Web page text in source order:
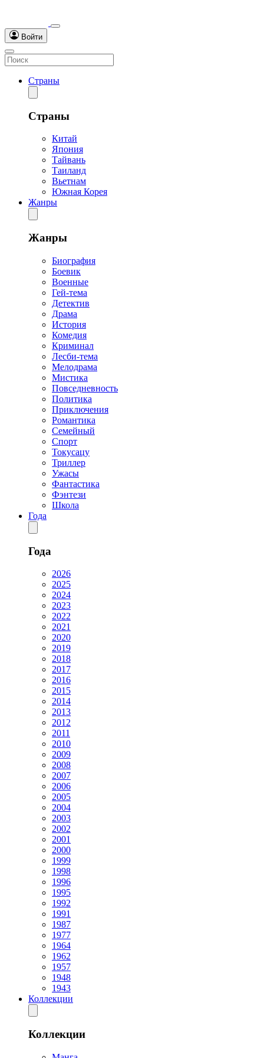
Войти
Страны
Страны
Китай
Япония
Тайвань
Таиланд
Вьетнам
Южная Корея
Жанры
Жанры
Биография
Боевик
Военные
Гей-тема
Детектив
Драма
История
Комедия
Криминал
Лесби-тема
Мелодрама
Мистика
Повседневность
Политика
Приключения
Романтика
Семейный
Спорт
Токусацу
Триллер
Ужасы
Фантастика
Фэнтези
Школа
Года
Года
2026
2025
2024
2023
2022
2021
2020
2019
2018
2017
2016
2015
2014
2013
2012
2011
2010
2009
2008
2007
2006
2005
2004
2003
2002
2001
2000
1999
1998
1996
1995
1992
1991
1987
1977
1964
1962
1957
1948
1943
Коллекции
Коллекции